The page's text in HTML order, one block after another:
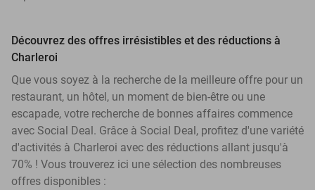
Découvrez des offres irrésistibles et des réductions à
Charleroi
Que vous soyez à la recherche de la meilleure offre pour un
restaurant, un hôtel, un moment de bien-être ou une
escapade, votre recherche de bonnes affaires commence
avec Social Deal. Grâce à Social Deal, profitez d'une variété
d'activités à Charleroi avec des réductions allant jusqu'à
70% ! Vous trouverez ici une sélection des nombreuses
offres disponibles :